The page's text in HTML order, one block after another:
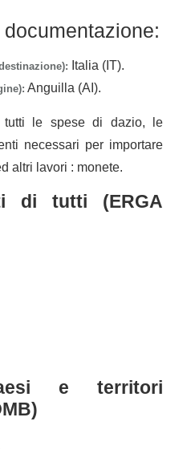
Italia (IT).
Anguilla (AI).
tutti le spese di dazio, le
necessari per importare
altri lavori : monete.
di tutti (ERGA
e territori